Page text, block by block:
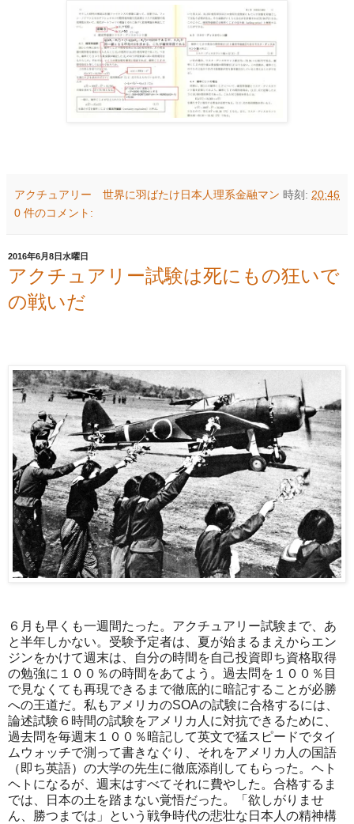
アクチュアリー 世界に羽ばたけ日本人理系金融マン 時刻: 20:46
0 件のコメント:
2016年6月8日水曜日
アクチュアリー試験は死にもの狂いで
の戦いだ
６月も早くも一週間たった。アクチュアリー試験まで、あ
と半年しかない。受験予定者は、夏が始まるまえからエン
ジンをかけて週末は、自分の時間を自己投資即ち資格取得
の勉強に１００％の時間をあてよう。過去問を１００％目
で見なくても再現できるまで徹底的に暗記することが必勝
への王道だ。私もアメリカのSOAの試験に合格するには、
論述試験６時間の試験をアメリカ人に対抗できるために、
過去問を毎週末１００％暗記して英文で猛スピードでタイ
ムウォッチで測って書きなぐり、それをアメリカ人の国語
（即ち英語）の大学の先生に徹底添削してもらった。ヘト
ヘトになるが、週末はすべてそれに費やした。合格するま
では、日本の土を踏まない覚悟だった。「欲しがりませ
ん、勝つまでは」という戦争時代の悲壮な日本人の精神構